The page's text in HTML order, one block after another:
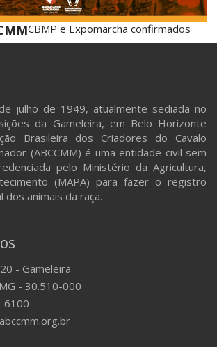
CBMP e Expomarcha confirmados
julho de 1949, atualmente sediada no
da Gameleira, em Belo Horizonte
Brasileira dos Criadores do Cavalo
(ABCCMM) é uma entidade civil sem
pelo Ministério da Agricultura,
(MAPA) para fazer o registro
dos animais da raça.
- Gameleira
- 30.510-000
6100